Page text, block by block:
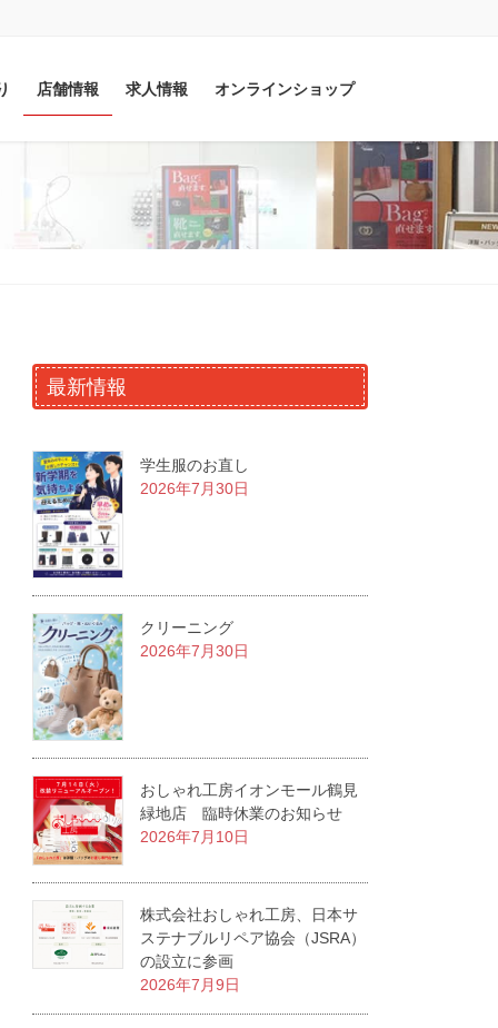
店舗情報 求人情報 オンラインショップ
最新情報
学生服のお直し
2026年7月30日
クリーニング
2026年7月30日
おしゃれ工房イオンモール鶴見
緑地店 臨時休業のお知らせ
2026年7月10日
株式会社おしゃれ工房、日本サ
ステナブルリペア協会（JSRA）
の設立に参画
2026年7月9日